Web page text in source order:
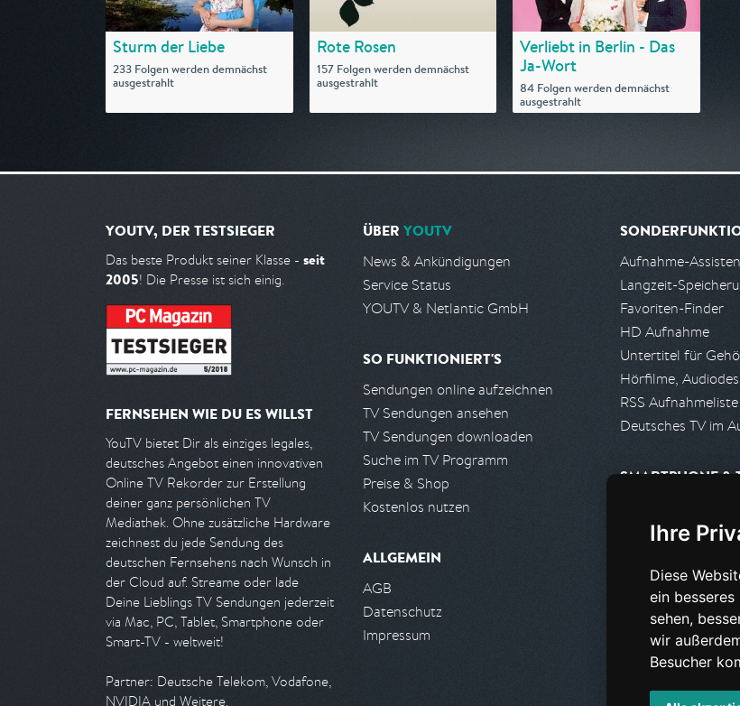
Ihre
Diese
ein
sehen,
wir
Besucher
Sturm der Liebe
233 Folgen werden demnächst
ausgestrahlt
Rote Rosen
157 Folgen werden demnächst
ausgestrahlt
Verliebt in Berlin - Das
Ja-Wort
84 Folgen werden demnächst
ausgestrahlt
YOUTV, DER TESTSIEGER
Das beste Produkt seiner Klasse - seit
2005! Die Presse ist sich einig.
FERNSEHEN WIE DU ES WILLST
YouTV bietet Dir als einziges legales,
deutsches Angebot einen innovativen
Online TV Rekorder zur Erstellung
deiner ganz persönlichen TV
Mediathek. Ohne zusätzliche Hardware
zeichnest du jede Sendung des
deutschen Fernsehens nach Wunsch in
der Cloud auf. Streame oder lade
Deine Lieblings TV Sendungen jederzeit
via Mac, PC, Tablet, Smartphone oder
Smart-TV - weltweit!
Partner: Deutsche Telekom, Vodafone,
NVIDIA und Weitere.
ÜBER YOUTV
News & Ankündigungen
Service Status
YOUTV & Netlantic GmbH
SO FUNKTIONIERT'S
Sendungen online aufzeichnen
TV Sendungen ansehen
TV Sendungen downloaden
Suche im TV Programm
Preise & Shop
Kostenlos nutzen
ALLGEMEIN
AGB
Datenschutz
Impressum
Aufnahme-
Langzeit-
Favoriten-Finder
HD Aufnahme
Untertitel für
Hörfilme,
RSS Aufnahmeliste
Deutsches TV im
SMARTPHONE &
Android App
PARTNER
Partnerliste
Partner werden